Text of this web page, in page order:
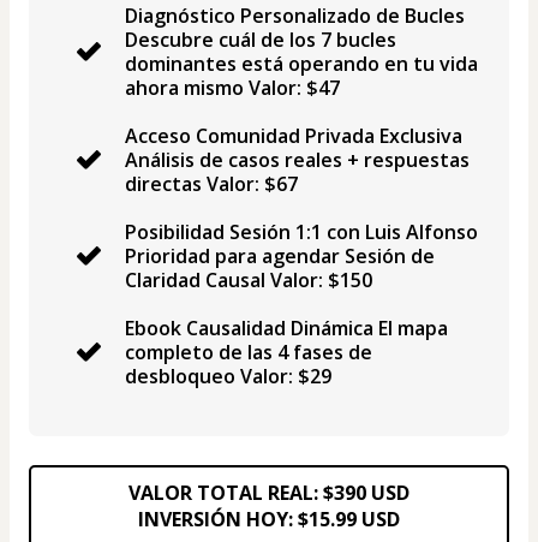
Diagnóstico Personalizado de Bucles
Descubre cuál de los 7 bucles
dominantes está operando en tu vida
ahora mismo Valor: $47
Acceso Comunidad Privada Exclusiva
Análisis de casos reales + respuestas
directas Valor: $67
Posibilidad Sesión 1:1 con Luis Alfonso
Prioridad para agendar Sesión de
Claridad Causal Valor: $150
Ebook Causalidad Dinámica El mapa
completo de las 4 fases de
desbloqueo Valor: $29
VALOR TOTAL REAL: $390 USD
INVERSIÓN HOY: $15.99 USD